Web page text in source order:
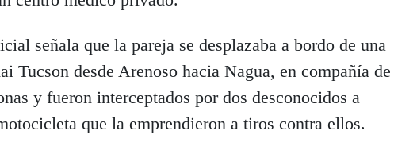
señala que la pareja se desplazaba a bordo de una
Tucson desde Arenoso hacia Nagua, en compañía de
y fueron interceptados por dos desconocidos a
que la emprendieron a tiros contra ellos.